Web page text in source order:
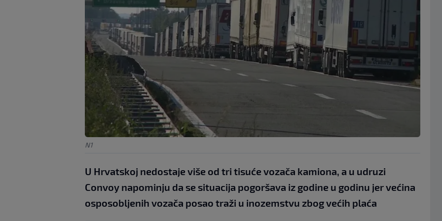
N1
U Hrvatskoj nedostaje više od tri tisuće vozača kamiona, a u udruzi
Convoy napominju da se situacija pogoršava iz godine u godinu jer većina
osposobljenih vozača posao traži u inozemstvu zbog većih plaća